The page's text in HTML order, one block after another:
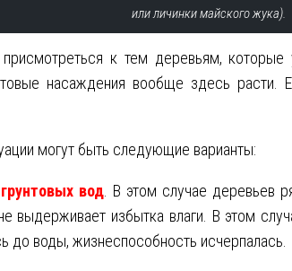
или личинки майского жука).
к тем деревьям,
насаждения вообще здесь расти.
могут быть следующие варианты:
вод . В этом случае деревьев
выдерживает избытка влаги. В этом
до воды, жизнеспособность исчерпалась.